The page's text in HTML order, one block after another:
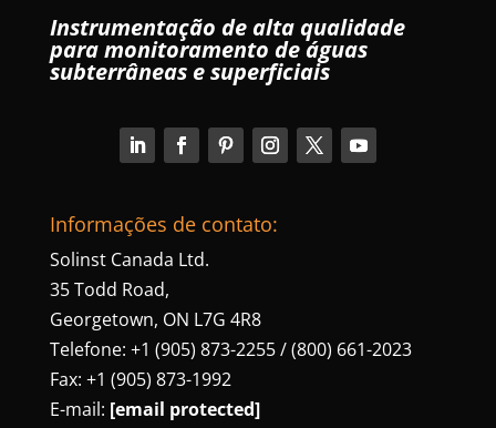
Instrumentação de alta qualidade
para monitoramento de águas
subterrâneas e superficiais
Informações de contato:
Solinst Canada Ltd.
35 Todd Road,
Georgetown, ON L7G 4R8
Telefone: +1 (905) 873-2255 / (800) 661-2023
Fax: +1 (905) 873-1992
E-mail: [email protected]